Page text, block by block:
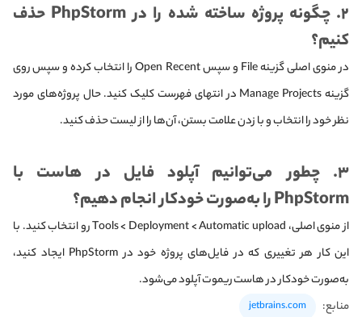
۲. چگونه پروژه ساخته شده را در PhpStorm حذف
کنیم؟
در منوی اصلی گزینه File و سپس Open Recent را انتخاب کرده و سپس روی
گزینه Manage Projects در انتهای فهرست کلیک کنید. حال پروژه‌های مورد
نظر خود را انتخاب و با زدن علامت بستن، آن‌ها را از لیست حذف کنید.
۳. چطور می‌توانیم آپلود فایل در هاست با
PhpStorm را به‌صورت خودکار انجام دهیم؟
از منوی اصلی، Tools < Deployment < Automatic upload رو انتخاب کنید. با
این کار هر تغییری که در فایل‌های پروژه خود در PhpStorm ایجاد کنید،
به‌صورت خودکار در هاست ریموت آپلود می‌شود.
منابع:
jetbrains.com